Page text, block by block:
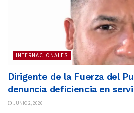
INTERNACIONALES
Dirigente de la Fuerza del
denuncia deficiencia en
JUNIO 2, 2026